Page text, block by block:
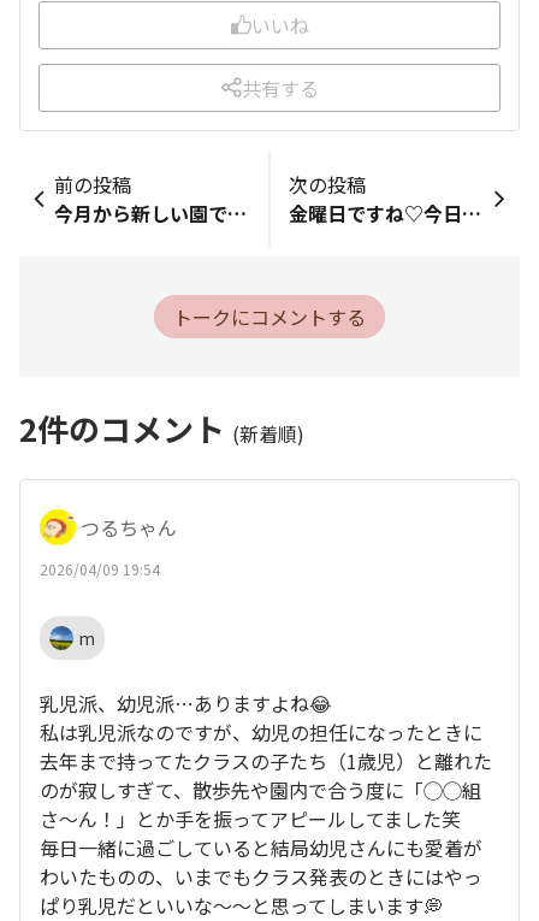
いいね
共有する
前の投稿
今月から新しい園で勤務しています！覚えることが多すぎで頭がパンク気味なのととにかく緊張しっぱなしで、帰ってくるとすごく疲れてます😵早く慣れたいです、、！
次の投稿
金曜日ですね♡今日は働き始めて2回目の金曜日です♡今働いているところにとても満足していますがやはり土日が恋しくなりますよねｗ明日はお天気がいいみたいなのでるんるん♪皆さんは明日何をしますか？ わたしはお散歩でも行こうかな～♪♪
トークにコメントする
2件のコメント (新着順)
つるちゃん
2026/04/09 19:54
m
乳児派、幼児派⋯ありますよね😂
私は乳児派なのですが、幼児の担任になったときに
去年まで持ってたクラスの子たち（1歳児）と離れた
のが寂しすぎて、散歩先や園内で合う度に「◯◯組
さ～ん！」とか手を振ってアピールしてました笑
毎日一緒に過ごしていると結局幼児さんにも愛着が
わいたものの、いまでもクラス発表のときにはやっ
ぱり乳児だといいな～～と思ってしまいます💭